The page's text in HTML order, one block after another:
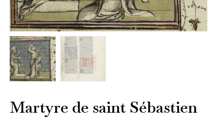
Martyre de saint Sébastien